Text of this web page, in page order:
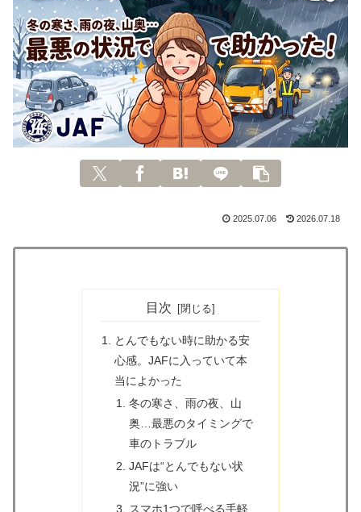
2025.07.06 2026.07.18
目次
とんでもない時に助かる安
心感。JAFに入っていて本
当によかった
冬の寒さ、雨の夜、山
奥…最悪のタイミングで
車のトラブル
JAFは“とんでもない状
況”に強い
スマホ1つで呼べる手軽